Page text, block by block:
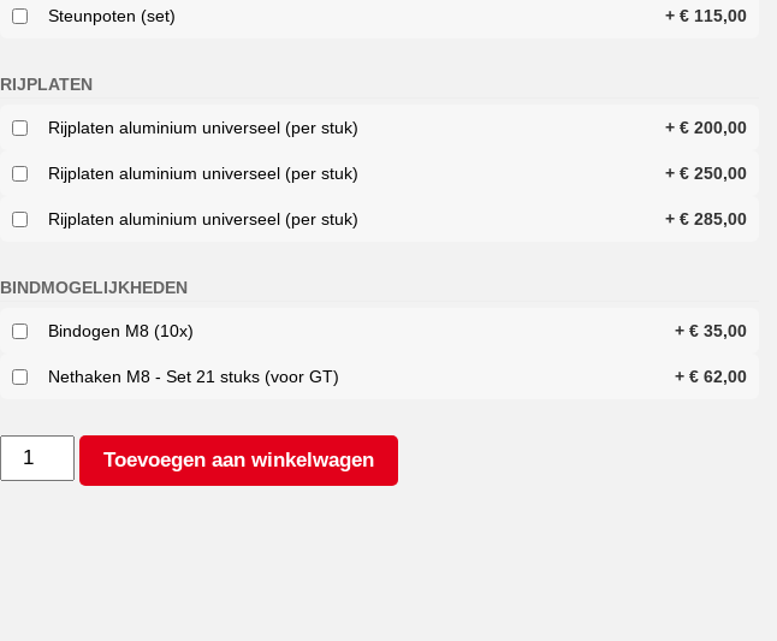
Steunpoten (set) + € 115,00
RIJPLATEN
Rijplaten aluminium universeel (per stuk) + € 200,00
Rijplaten aluminium universeel (per stuk) + € 250,00
Rijplaten aluminium universeel (per stuk) + € 285,00
BINDMOGELIJKHEDEN
Bindogen M8 (10x) + € 35,00
Nethaken M8 - Set 21 stuks (voor GT) + € 62,00
ANSSEMS
Toevoegen aan winkelwagen